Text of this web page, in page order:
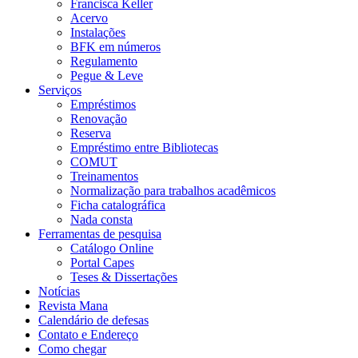
Francisca Keller
Acervo
Instalações
BFK em números
Regulamento
Pegue & Leve
Serviços
Empréstimos
Renovação
Reserva
Empréstimo entre Bibliotecas
COMUT
Treinamentos
Normalização para trabalhos acadêmicos
Ficha catalográfica
Nada consta
Ferramentas de pesquisa
Catálogo Online
Portal Capes
Teses & Dissertações
Notícias
Revista Mana
Calendário de defesas
Contato e Endereço
Como chegar